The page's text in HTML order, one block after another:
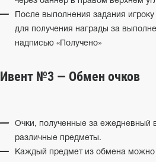
После выполнения задания игроку
для получения награды за
надписью «Получено»
Ивент №3 — Обмен очков
Очки, полученные за ежедневный
различные предметы.
Каждый предмет из обмена можно